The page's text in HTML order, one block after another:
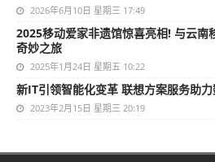
2026年6月10日 星期三 17:49
2025移动爱家非遗馆惊喜亮相! 与云南
奇妙之旅
2025年1月24日 星期五 10:22
新IT引领智能化变革 联想方案服务助
2023年2月15日 星期三 20:19